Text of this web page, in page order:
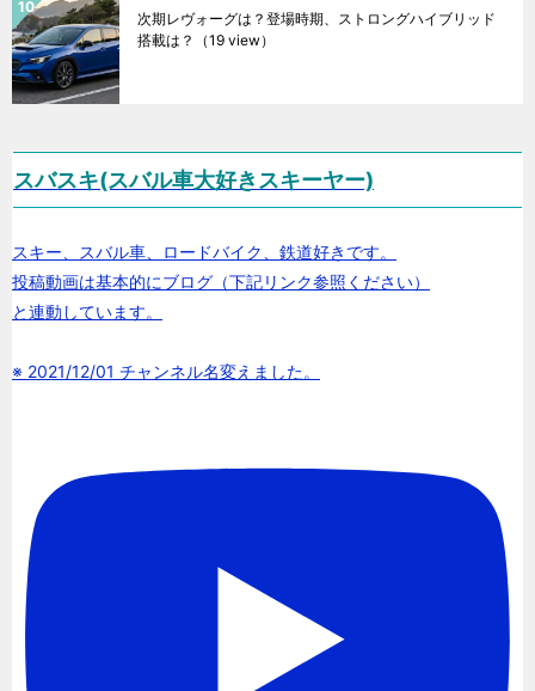
次期レヴォーグは？登場時期、ストロングハイブリッド
搭載は？
（19 view）
スバスキ(スバル車大好きスキーヤー)
スキー、スバル車、ロードバイク、鉄道好きです。
投稿動画は基本的にブログ（下記リンク参照ください）
と連動しています。
※ 2021/12/01 チャンネル名変えました。